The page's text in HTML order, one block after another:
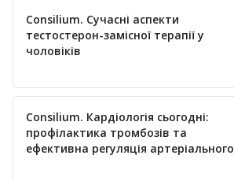
Consilium. Сучасні аспекти
тестостерон-замісної терапії у
чоловіків
Consilium. Кардіологія сьогодні:
профілактика тромбозів та
ефективна регуляція артеріального